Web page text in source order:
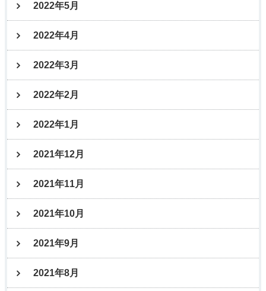
2022年5月
2022年4月
2022年3月
2022年2月
2022年1月
2021年12月
2021年11月
2021年10月
2021年9月
2021年8月